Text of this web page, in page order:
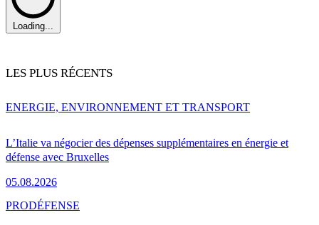
Loading...
LES PLUS RÉCENTS
L’Italie va négocier des dépenses supplémentaires en énergie et
défense avec Bruxelles
05.08.2026
ENERGIE, ENVIRONNEMENT ET TRANSPORT
PRODÉFENSE